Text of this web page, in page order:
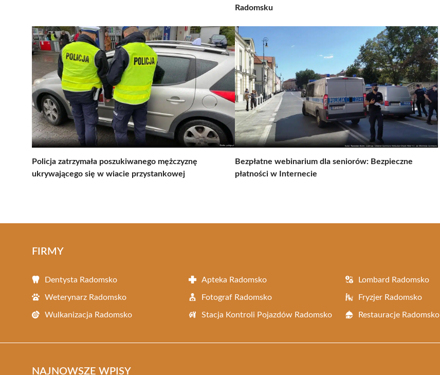
Radomsku
Policja zatrzymała poszukiwanego mężczyznę
ukrywającego się w wiacie przystankowej
Bezpłatne webinarium dla seniorów: Bezpieczne
płatności w Internecie
FIRMY
Dentysta Radomsko Apteka Radomsko Lombard Radomsko
Weterynarz Radomsko Fotograf Radomsko Fryzjer Radomsko
Wulkanizacja Radomsko Stacja Kontroli Pojazdów Radomsko Restauracje Radomsko
NAJNOWSZE WPISY